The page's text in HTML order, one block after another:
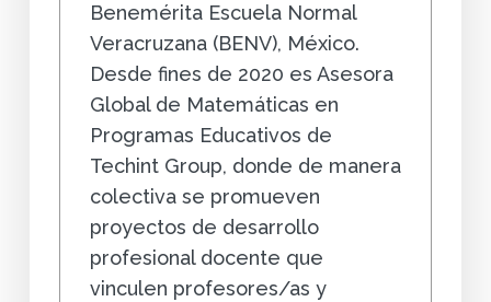
Benemérita Escuela Normal
Veracruzana (BENV), México.
Desde fines de 2020 es Asesora
Global de Matemáticas en
Programas Educativos de
Techint Group, donde de manera
colectiva se promueven
proyectos de desarrollo
profesional docente que
vinculen profesores/as y